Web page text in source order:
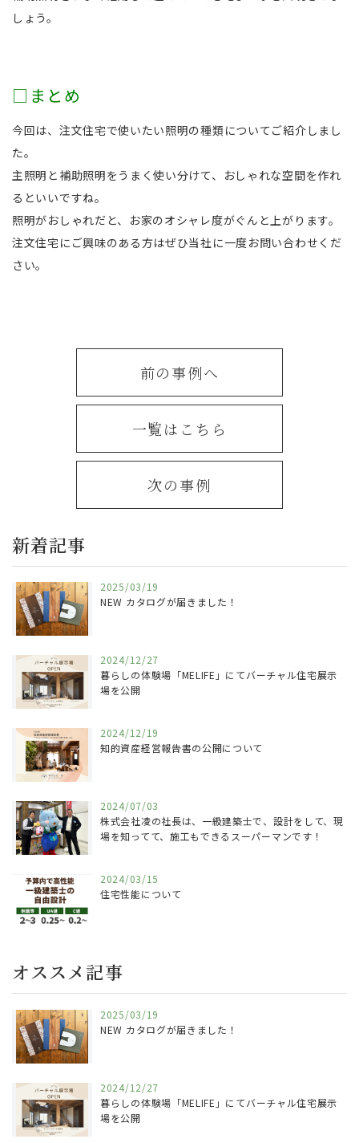
しょう。
□まとめ
今回は、注文住宅で使いたい照明の種類についてご紹介しまし
た。
主照明と補助照明をうまく使い分けて、おしゃれな空間を作れ
るといいですね。
照明がおしゃれだと、お家のオシャレ度がぐんと上がります。
注文住宅にご興味のある方はぜひ当社に一度お問い合わせくだ
さい。
前の事例へ
一覧はこちら
次の事例
新着記事
2025/03/19
NEW カタログが届きました！
2024/12/27
暮らしの体験場「MELIFE」にてバーチャル住宅展示
場を公開
2024/12/19
知的資産経営報告書の公開について
2024/07/03
株式会社凌の社長は、一級建築士で、設計をして、現
場を知ってて、施工もできるスーパーマンです！
2024/03/15
住宅性能について
オススメ記事
2025/03/19
NEW カタログが届きました！
2024/12/27
暮らしの体験場「MELIFE」にてバーチャル住宅展示
場を公開